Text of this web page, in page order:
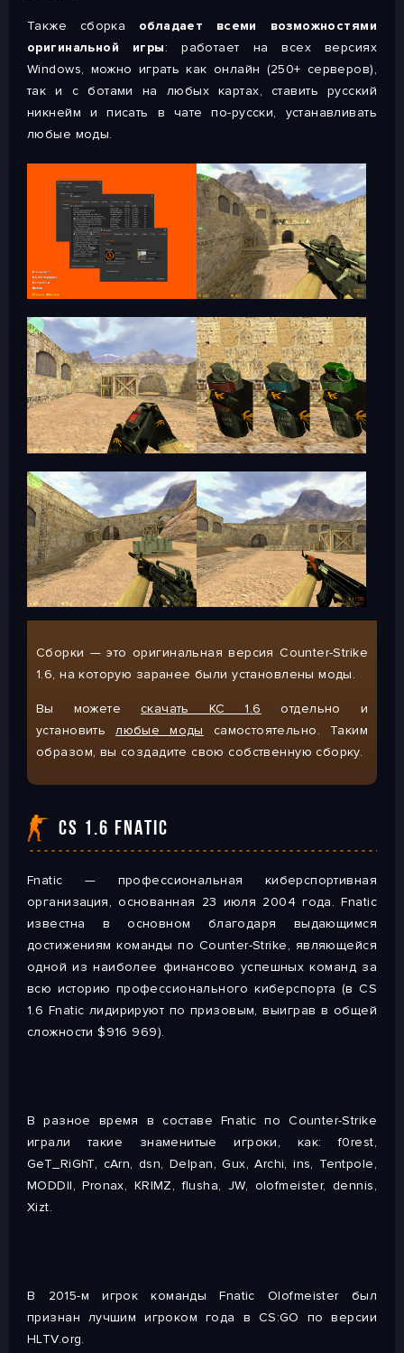
Также сборка обладает всеми возможностями
оригинальной игры: работает на всех версиях
Windows, можно играть как онлайн (250+ серверов),
так и с ботами на любых картах, ставить русский
никнейм и писать в чате по-русски, устанавливать
любые моды.
Сборки — это оригинальная версия Counter-Strike
1.6, на которую заранее были установлены моды.
Вы можете скачать КС 1.6 отдельно и
установитьлюбые моды
самостоятельно. Таким
образом, вы создадите свою собственную сборку.
CS 1.6 FNATIC
Fnatic — профессиональная киберспортивная
организация, основанная 23 июля 2004 года. Fnatic
известна в основном благодаря выдающимся
достижениям команды по Counter-Strike, являющейся
одной из наиболее финансово успешных команд за
всю историю профессионального киберспорта (в CS
1.6 Fnatic лидирируют по призовым, выиграв в общей
сложности $916 969).
В разное время в составе Fnatic по Counter-Strike
играли такие знаменитые игроки, как: f0rest,
GeT_RiGhT, cArn, dsn, Delpan, Gux, Archi, ins, Tentpole,
MODDII, Pronax, KRIMZ, flusha, JW, olofmeister, dennis,
Xizt.
В 2015-м игрок команды Fnatic Olofmeister был
признан лучшим игроком года в CS:GO по версии
HLTV.org.